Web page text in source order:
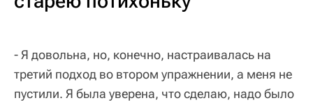
- Я довольна, но, конечно, настраивалась на
третий подход во втором упражнении, а меня не
пустили. Я была уверена, что сделаю, надо было